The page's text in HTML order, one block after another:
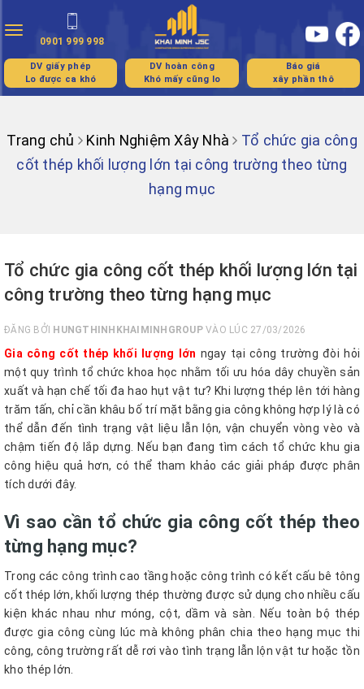
Toggle
navigation
0901 999 998
DV giấy phép
Lo được ca khó
DV hoàn công
Khó mấy cũng lo
Báo giá
xây phần thô
Trang chủ Kinh Nghiệm Xây Nhà
Tổ chức gia công
cốt thép khối lượng lớn tại công trường theo từng
hạng mục
Tổ chức gia công cốt thép khối lượng lớn tại
công trường theo từng hạng mục
ĐĂNG BỞI HUNGTHINHKHAIMINHGROUPVÀO LÚC 27/03/2026
Gia công cốt thép khối lượng lớn ngay tại công trường đòi hỏi
một quy trình tổ chức khoa học nhằm tối ưu hóa dây chuyền sản
xuất và hạn chế tối đa hao hụt vật tư? Khi lượng thép lên tới hàng
trăm tấn, chỉ cần khâu bố trí mặt bằng gia công không hợp lý là có
thể dẫn đến tình trạng vật liệu lẫn lộn, vận chuyển vòng vèo và
chậm tiến độ lắp dựng. Nếu bạn đang tìm cách tổ chức khu gia
công hiệu quả hơn, có thể tham khảo các giải pháp được phân
tích dưới đây.
Vì sao cần tổ chức gia công cốt thép theo
từng hạng mục?
Trong các công trình cao tầng hoặc công trình có kết cấu bê tông
cốt thép lớn, khối lượng thép thường được sử dụng cho nhiều cấu
kiện khác nhau như móng, cột, dầm và sàn. Nếu toàn bộ thép
được gia công cùng lúc mà không phân chia theo hạng mục thi
công, công trường rất dễ rơi vào tình trạng lẫn lộn vật tư hoặc tồn
kho thép lớn.